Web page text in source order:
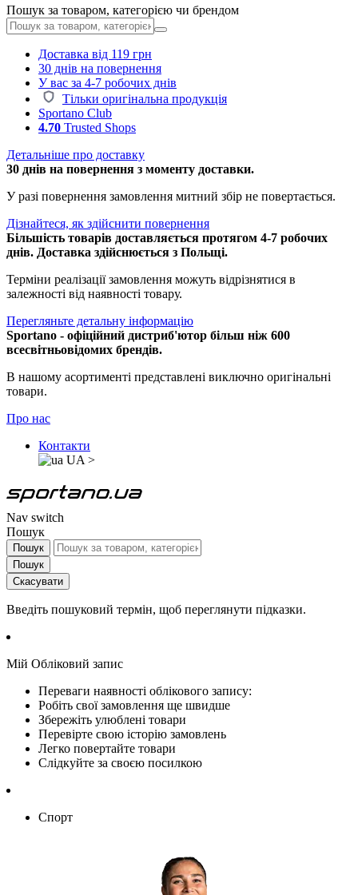
Пошук за товаром, категорією чи брендом
Доставка від 119 грн
30 днів на повернення
У вас за 4-7 робочих днів
Тільки оригінальна продукція
Sportano Club
4.70 Trusted Shops
Детальніше про доставку
30 днів на повернення з моменту доставки.
У разі повернення замовлення митний збір не повертається.
Дізнайтеся, як здійснити повернення
Більшість товарів доставляється протягом 4-7 робочих
днів. Доставка здійснюється з Польщі.
Терміни реалізації замовлення можуть відрізнятися в
залежності від наявності товару.
Перегляньте детальну інформацію
Sportano - офіційний дистриб'ютор більш ніж 600
всесвітньовідомих брендів.
В нашому асортименті представлені виключно оригінальні
товари.
Про нас
Контакти
UA >
Nav switch
Пошук
Пошук
Пошук
Скасувати
Введіть пошуковий термін, щоб переглянути підказки.
Мій Обліковий запис
Переваги наявності облікового запису:
Робіть свої замовлення ще швидше
Збережіть улюблені товари
Перевірте свою історію замовлень
Легко повертайте товари
Слідкуйте за своєю посилкою
Спорт